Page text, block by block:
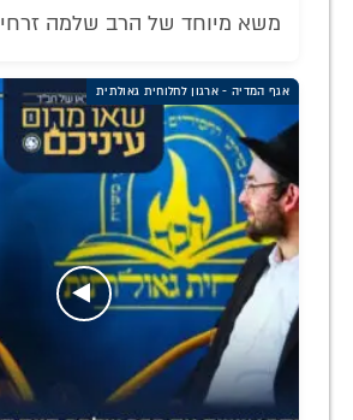
משא מיוחד של הרב שלמה זרחי
אגף המדיה - ארגון לחלוחית גאולתית